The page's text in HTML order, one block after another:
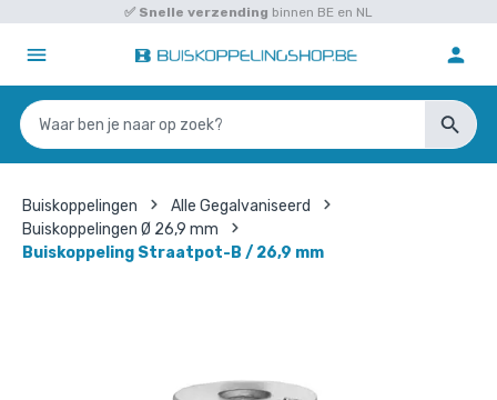
✅ Snelle verzending binnen BE en NL
Buiskoppelingen
Alle Gegalvaniseerd
Buiskoppelingen Ø 26,9 mm
Buiskoppeling Straatpot-B / 26,9 mm